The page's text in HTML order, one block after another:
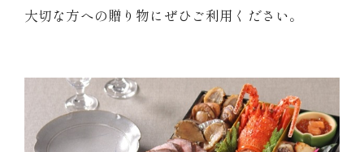
大切な方への贈り物にぜひご利用ください。